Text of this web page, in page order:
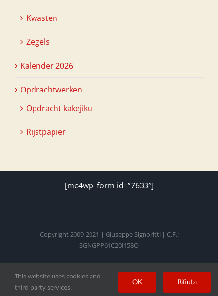
Kwasten
Zegels
Kalender 2026
Opdrachtwerken
Opdracht kakejiku
Rijstpapier
[mc4wp_form id=”7633″]
Copyright 2009-2021 | Giuseppe Signoritti | C.F.:
SGNGPP61C20I158O
Facebook
TwitterInstagram
PinterestYouTube
This website uses cookies and
third party services.
OK Rifiuta